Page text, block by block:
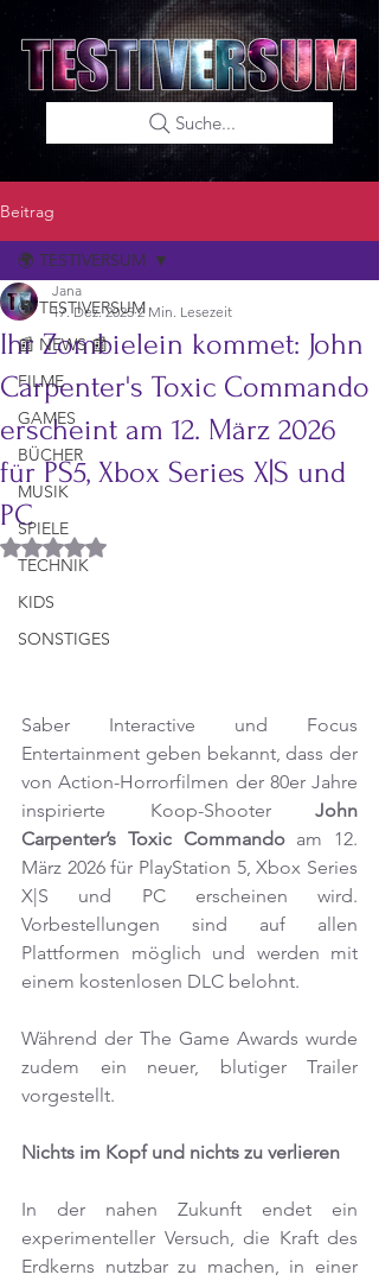
Suche...
Beitrag
🌍 TESTIVERSUM
📰 NEWS 📰
FILME
GAMES
BÜCHER
MUSIK
SPIELE
TECHNIK
KIDS
SONSTIGES
🌍 TESTIVERSUM
Ihr Zombielein kommet: John
Carpenter's Toxic Commando
erscheint am 12. März 2026
für PS5, Xbox Series X|S und
PC
Jana
17. Dez. 2025 2 Min. Lesezeit
Mit NaN von 5 Sternen bewertet.
Saber Interactive und Focus
Entertainment geben bekannt, dass der
von Action-Horrorfilmen der 80er Jahre
inspirierte Koop-Shooter John
Carpenter’s Toxic Commando am 12.
März 2026 für PlayStation 5, Xbox Series
X|S und PC erscheinen wird.
Vorbestellungen sind auf allen
Plattformen möglich und werden mit
einem kostenlosen DLC belohnt.
Während der The Game Awards wurde
zudem ein neuer, blutiger Trailer
vorgestellt.
Nichts im Kopf und nichts zu verlieren
In der nahen Zukunft endet ein
experimenteller Versuch, die Kraft des
Erdkerns nutzbar zu machen, in einer